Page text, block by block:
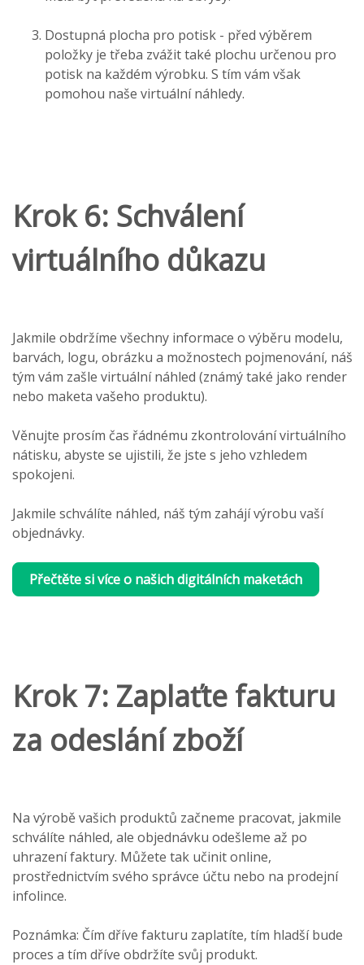
Dostupná plocha pro potisk - před výběrem
položky je třeba zvážit také plochu určenou pro
potisk na každém výrobku. S tím vám však
pomohou naše virtuální náhledy.
Krok 6: Schválení
virtuálního důkazu
Jakmile obdržíme všechny informace o výběru modelu,
barvách, logu, obrázku a možnostech pojmenování, náš
tým vám zašle virtuální náhled (známý také jako render
nebo maketa vašeho produktu).
Věnujte prosím čas řádnému zkontrolování virtuálního
nátisku, abyste se ujistili, že jste s jeho vzhledem
spokojeni.
Jakmile schválíte náhled, náš tým zahájí výrobu vaší
objednávky.
Přečtěte si více o našich digitálních maketách
Krok 7: Zaplaťte fakturu
za odeslání zboží
Na výrobě vašich produktů začneme pracovat, jakmile
schválíte náhled, ale objednávku odešleme až po
uhrazení faktury. Můžete tak učinit online,
prostřednictvím svého správce účtu nebo na prodejní
infolince.
Poznámka: Čím dříve fakturu zaplatíte, tím hladší bude
proces a tím dříve obdržíte svůj produkt.